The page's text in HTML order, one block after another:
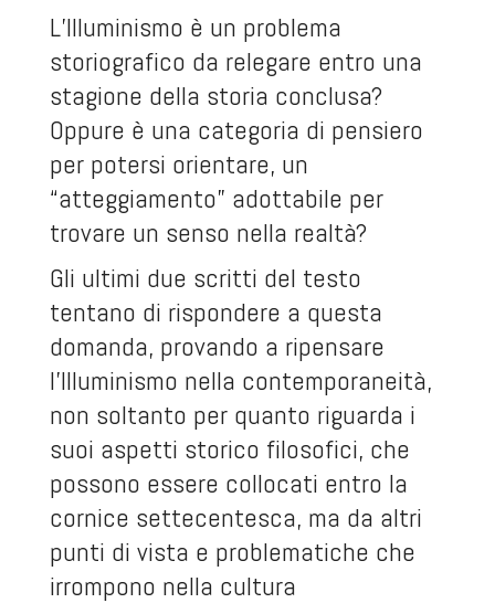
L’Illuminismo è un problema
storiografico da relegare entro una
stagione della storia conclusa?
Oppure è una categoria di pensiero
per potersi orientare, un
“atteggiamento” adottabile per
trovare un senso nella realtà?
Gli ultimi due scritti del testo
tentano di rispondere a questa
domanda, provando a ripensare
l’Illuminismo nella contemporaneità,
non soltanto per quanto riguarda i
suoi aspetti storico filosofici, che
possono essere collocati entro la
cornice settecentesca, ma da altri
punti di vista e problematiche che
irrompono nella cultura